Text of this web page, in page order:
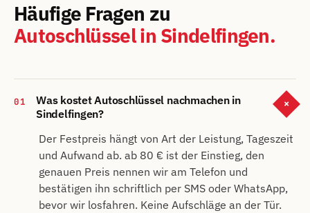
Häufige Fragen zu
Autoschlüssel in Sindelfingen.
01
Was kostet Autoschlüssel nachmachen in
Sindelfingen?
+
Der Festpreis hängt von Art der Leistung, Tageszeit
und Aufwand ab. ab 80 € ist der Einstieg, den
genauen Preis nennen wir am Telefon und
bestätigen ihn schriftlich per SMS oder WhatsApp,
bevor wir losfahren. Keine Aufschläge an der Tür.